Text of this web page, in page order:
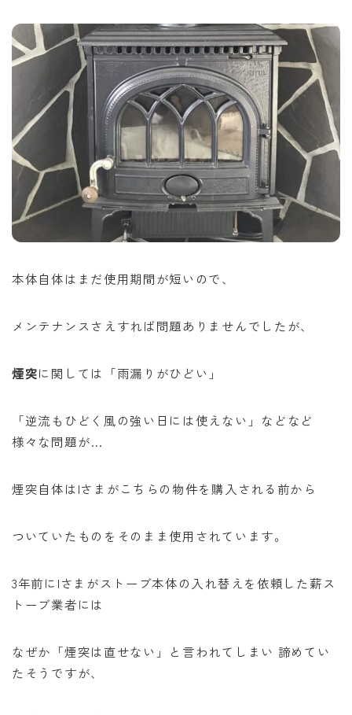
本体自体はまだ使用期間が短いので、
メンテナンスさえすれば問題ありませんでしたが、
煙突に関しては「雨漏りがひどい」
「逆流もひどく風の強い日には使えない」などなど
様々な問題が…
煙突自体はIさまがこちらの物件を購入される前から
ついていたものをそのまま使用されています。
3年前にIさまがストーブ本体の入れ替えを依頼した薪ス
トーブ業者には
なぜか「煙突は直せない」と言われてしまい 諦めてい
たそうですが、